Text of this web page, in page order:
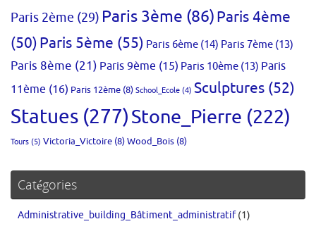
Paris 2ème (29) Paris 3ème (86)Paris 4ème
(50)Paris 5ème (55) Paris 6ème (14) Paris 7ème (13)
Paris 8ème (21) Paris 9ème (15) Paris 10ème (13) Paris
11ème (16) Paris 12ème (8) School_Ecole (4) Sculptures (52)
Statues (277)Stone_Pierre (222)
Tours (5) Victoria_Victoire (8)Wood_Bois (8)
Catégories
Administrative_building_Bâtiment_administratif(1)